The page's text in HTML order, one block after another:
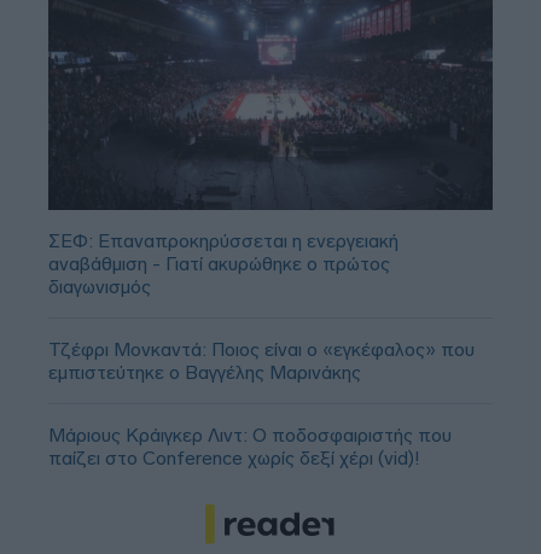
ΣΕΦ: Επαναπροκηρύσσεται η ενεργειακή
αναβάθμιση - Γιατί ακυρώθηκε ο πρώτος
διαγωνισμός
Τζέφρι Μονκαντά: Ποιος είναι ο «εγκέφαλος» που
εμπιστεύτηκε ο Βαγγέλης Μαρινάκης
Μάριους Κράιγκερ Λιντ: Ο ποδοσφαιριστής που
παίζει στο Conference χωρίς δεξί χέρι (vid)!